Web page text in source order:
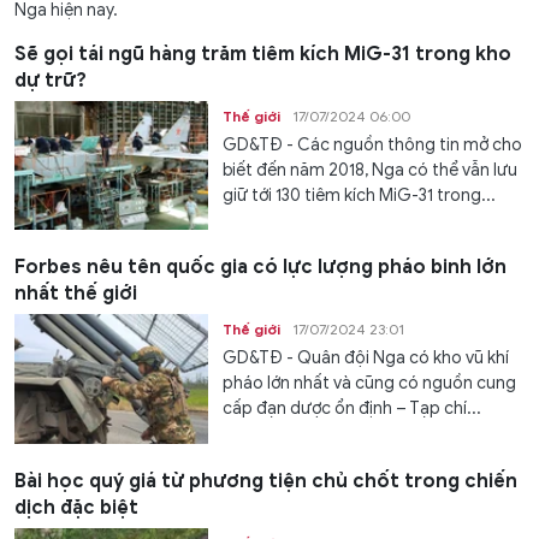
Nga hiện nay.
Sẽ gọi tái ngũ hàng trăm tiêm kích MiG-31 trong kho
dự trữ?
Thế giới 17/07/2024 06:00
GD&TĐ - Các nguồn thông tin mở cho
biết đến năm 2018, Nga có thể vẫn lưu
giữ tới 130 tiêm kích MiG-31 trong...
Forbes nêu tên quốc gia có lực lượng pháo binh lớn
nhất thế giới
Thế giới 17/07/2024 23:01
GD&TĐ - Quân đội Nga có kho vũ khí
pháo lớn nhất và cũng có nguồn cung
cấp đạn dược ổn định – Tạp chí...
Bài học quý giá từ phương tiện chủ chốt trong chiến
dịch đặc biệt